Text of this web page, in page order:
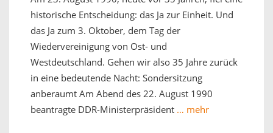
historische Entscheidung: das Ja zur Einheit. Und
das Ja zum 3. Oktober, dem Tag der
Wiedervereinigung von Ost- und
Westdeutschland. Gehen wir also 35 Jahre zurück
in eine bedeutende Nacht: Sondersitzung
anberaumt Am Abend des 22. August 1990
beantragte DDR-Ministerpräsident … mehr